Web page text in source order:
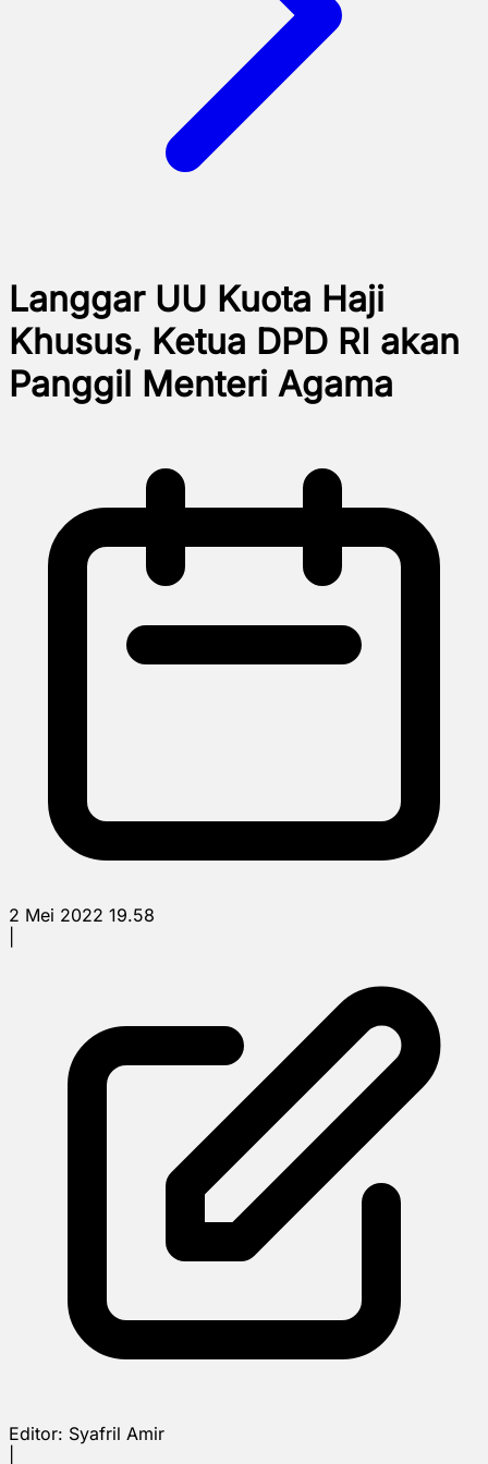
Langgar UU Kuota Haji
Khusus, Ketua DPD RI akan
Panggil Menteri Agama
2 Mei 2022 19.58
Editor: Syafril Amir